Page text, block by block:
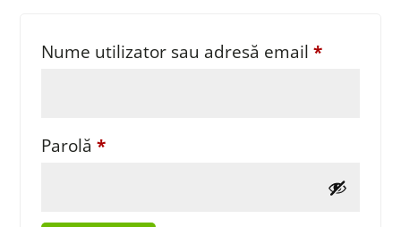
Nume utilizator sau adresă email*
Parolă*Obligatoriu